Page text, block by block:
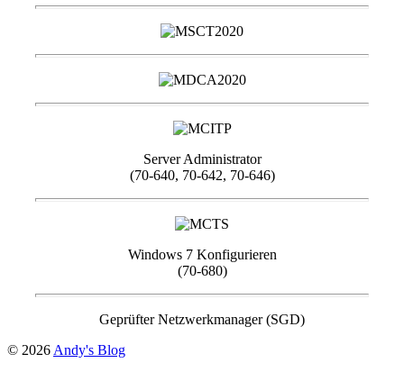
Server Administrator
(70-640, 70-642, 70-646)
Windows 7 Konfigurieren
(70-680)
Geprüfter Netzwerkmanager (SGD)
© 2026 Andy's Blog